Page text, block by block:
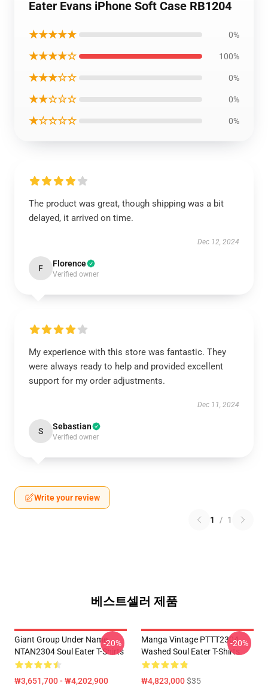
Eater Evans iPhone Soft Case RB1204
★★★★★ 0%
★★★★☆ 100%
★★★☆☆ 0%
★★☆☆☆ 0%
★☆☆☆☆ 0%
The product was great, though shipping was a bit
delayed, it arrived on time.
Dec 12, 2024
F Florence
Verified owner
My experience with this store was fantastic. They
were always ready to help and provided excellent
support for my order adjustments.
Dec 11, 2024
S Sebastian
Verified owner
Write your review
1 / 1
베스트셀러 제품
Giant Group Under Name
NTAN2304 Soul Eater T-Shirts
₩3,651,700 - ₩4,202,900
-20%
Manga Vintage PTTT2304
Washed Soul Eater T-Shirts
₩4,823,000$35
-20%